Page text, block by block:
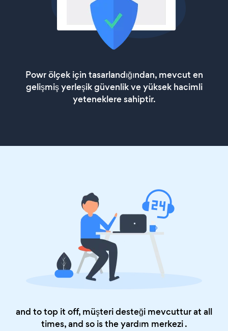
Powr ölçek için tasarlandığından, mevcut en
gelişmiş yerleşik güvenlik ve yüksek hacimli
yeteneklere sahiptir.
and to top it off, müşteri desteği mevcuttur at all
times, and so is theyardım merkezi.